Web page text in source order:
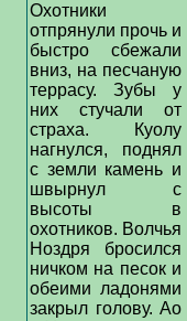
Охотники
отпрянули прочь и
быстро сбежали
вниз, на песчаную
террасу. Зубы у
них стучали от
страха. Куолу
нагнулся, поднял
с земли камень и
швырнул с
высоты в
охотников. Волчья
Ноздря бросился
ничком на песок и
обеими ладонями
закрыл голову. Ао